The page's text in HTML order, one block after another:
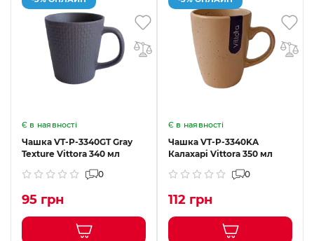
Є в наявності
Чашка VT-P-3340GT Gray
Texture Vittora 340 мл
0
95 грн
Є в наявності
Чашка VT-P-3340KA
Калахарі Vittora 350 мл
0
112 грн